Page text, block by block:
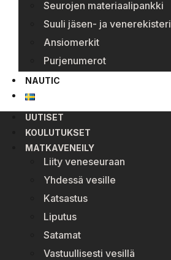
Seurojen materiaalipankki
Suuli jäsen- ja venerekisteri
Ansiomerkit
Purjenumerot
NAUTIC
UUTISET
KOULUTUKSET
MATKAVENEILY
Liity veneseuraan
Yhdessä vesille
Katsastus
Liputus
Satamat
Vastuullisesti vesillä